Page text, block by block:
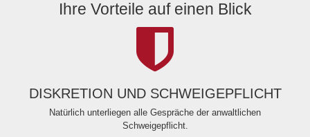
Ihre Vorteile auf einen Blick
DISKRETION UND SCHWEIGEPFLICHT
Natürlich unterliegen alle Gespräche der anwaltlichen
Schweigepflicht.